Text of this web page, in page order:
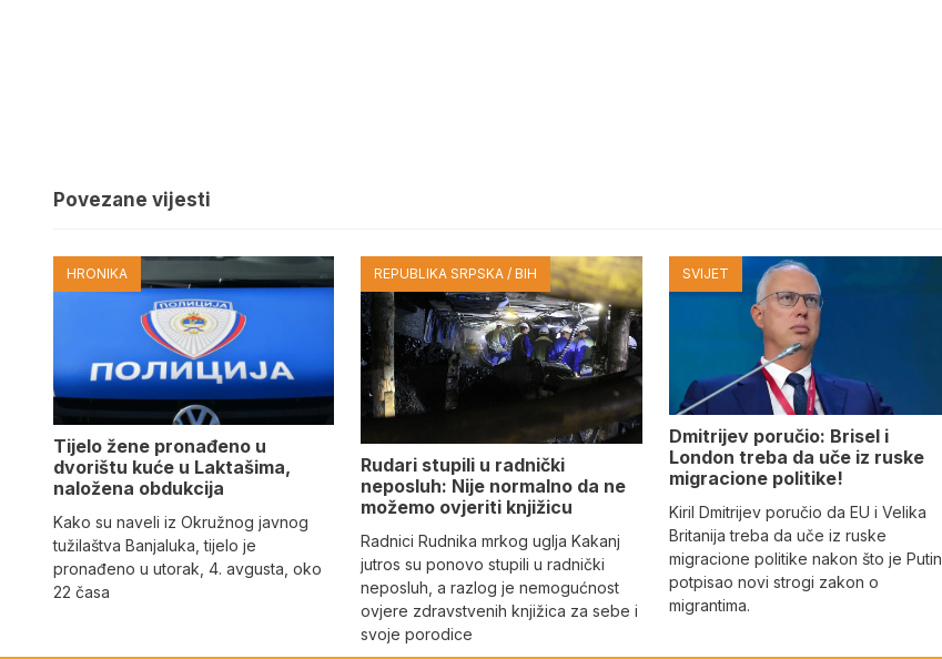
Povezane vijesti
HRONIKA
Tijelo žene pronađeno u
dvorištu kuće u Laktašima,
naložena obdukcija
Kako su naveli iz Okružnog javnog
tužilaštva Banjaluka, tijelo je
pronađeno u utorak, 4. avgusta, oko
22 časa
REPUBLIKA SRPSKA / BIH
Rudari stupili u radnički
neposluh: Nije normalno da ne
možemo ovjeriti knjižicu
Radnici Rudnika mrkog uglja Kakanj
jutros su ponovo stupili u radnički
neposluh, a razlog je nemogućnost
ovjere zdravstvenih knjižica za sebe i
svoje porodice
SVIJET
Dmitrijev poručio: Brisel i
London treba da uče iz ruske
migracione politike!
Kiril Dmitrijev poručio da EU i Velika
Britanija treba da uče iz ruske
migracione politike nakon što je Putin
potpisao novi strogi zakon o
migrantima.